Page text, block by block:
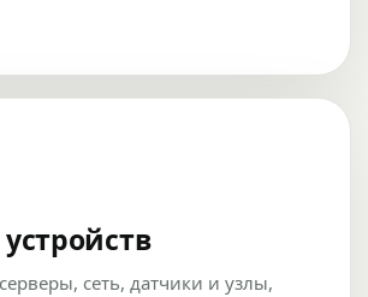
сеть, датчики и узлы,